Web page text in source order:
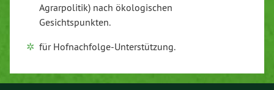
Agrarpolitik) nach ökologischen
Gesichtspunkten.
für Hofnachfolge-Unterstützung.